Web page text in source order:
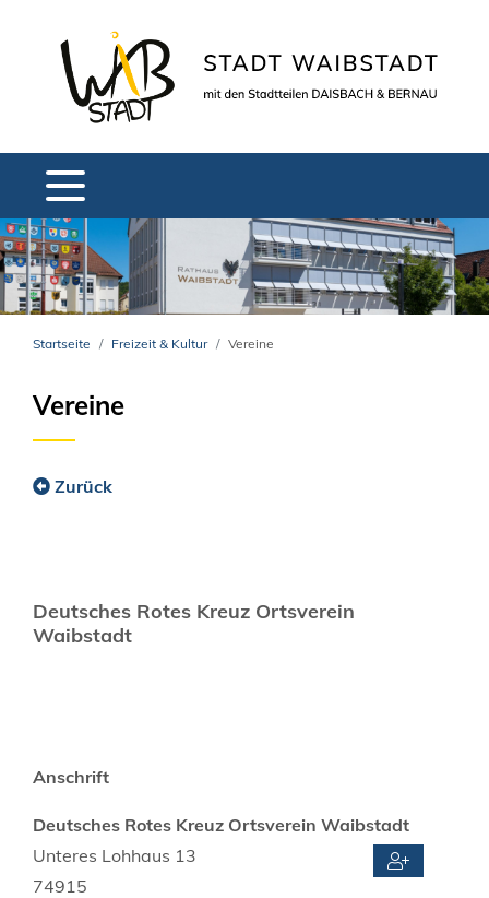
Startseite Freizeit & Kultur Vereine
Vereine
Zurück
Deutsches Rotes Kreuz Ortsverein
Waibstadt
Anschrift
Deutsches Rotes Kreuz Ortsverein Waibstadt
Unteres Lohhaus 13
74915